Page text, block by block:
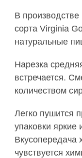
В производстве
сорта Virginia
натуральные
Нарезка
встречается.
количеством
Легко пушится
упаковки
Вкусопередача
чувствуется